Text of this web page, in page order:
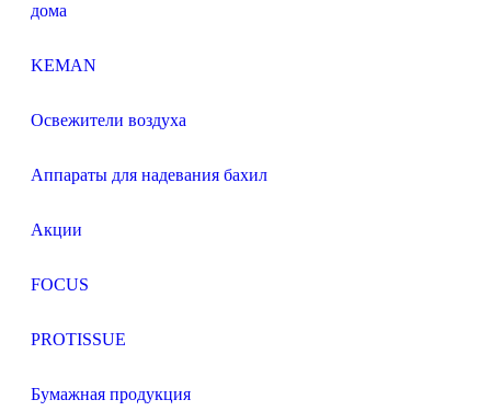
дома
KEMAN
Освежители воздуха
Аппараты для надевания бахил
Акции
FOCUS
PROTISSUE
Бумажная продукция